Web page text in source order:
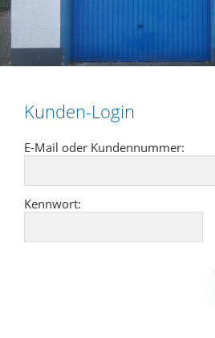
Kunden-Login
E-Mail oder Kundennummer:
Kennwort: